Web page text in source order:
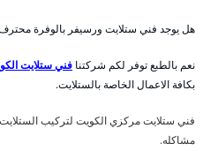
هل يوجد فني ستلايت ورسيفر بالوفرة
نعم بالطبع توفر لكم شركتنا فني ستلايت
بكافة الاعمال الخاصة بالستلايت.
فني ستلايت مركزي الكويت لتركيب
مشاكله.